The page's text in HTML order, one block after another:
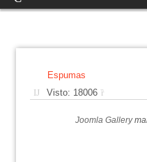
Espumas
Visto: 18006
Joomla Gallery